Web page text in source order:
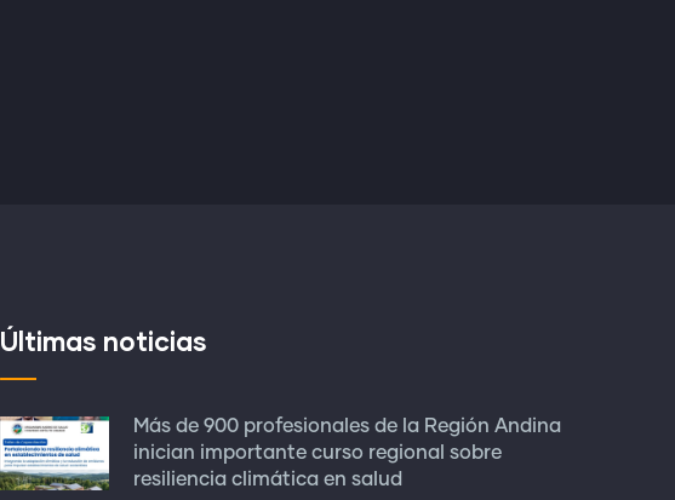
Últimas noticias
Más de 900 profesionales de la Región Andina
inician importante curso regional sobre
resiliencia climática en salud